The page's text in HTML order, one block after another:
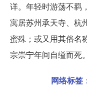
详。年轻时游荡不羁
寓居苏州承天寺、杭
蜜殊；或又用其俗名
宗崇宁年间自缢而死。
网络标签